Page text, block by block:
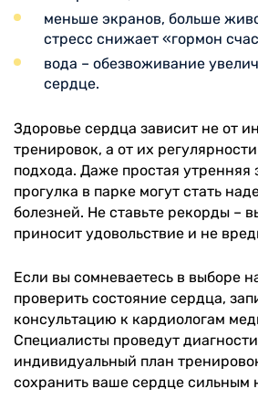
меньше экранов, больше
стресс снижает «гормон
вода – обезвоживание
сердце.
Здоровье сердца зависит не от
тренировок, а от их
подхода. Даже простая утренняя
прогулка в парке могут стать
болезней. Не ставьте рекорды –
приносит удовольствие и не
Если вы сомневаетесь в выборе
проверить состояние сердца,
консультацию к кардиологам
Специалисты проведут
индивидуальный план
сохранить ваше сердце сильным